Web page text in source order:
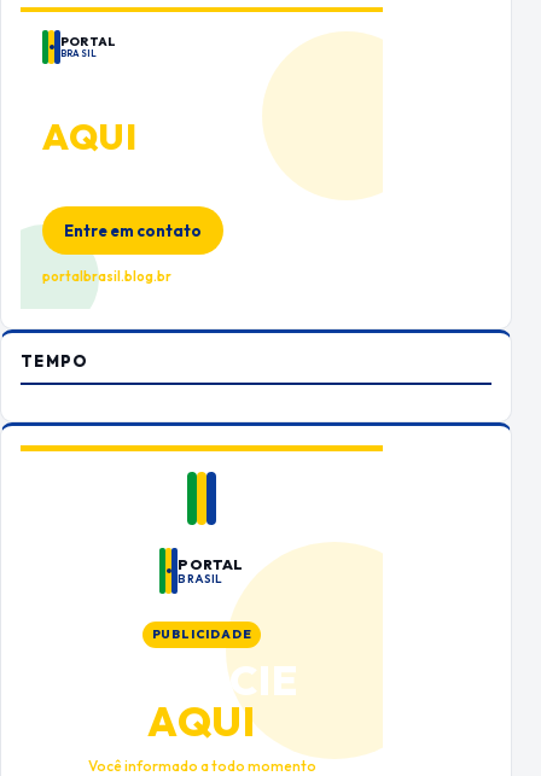
PORTAL
BRASIL
AQUI
Entre em contato
portalbrasil.blog.br
TEMPO
PORTAL
BRASIL
PUBLICIDADE
ANUNCIE
AQUI
Você informado a todo momento